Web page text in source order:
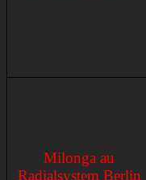
Milonga au
Radialsystem Berlin